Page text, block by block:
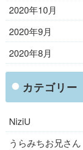
2020年10月
2020年9月
2020年8月
カテゴリー
NiziU
うらみちお兄さん